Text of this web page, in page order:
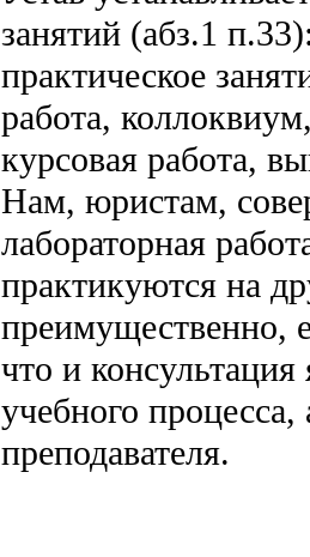
занятий (абз.1
практическое
работа,
курсовая работа,
Нам, юристам,
лабораторная
практикуются на
преимущественно,
что и
учебного
преподавателя.